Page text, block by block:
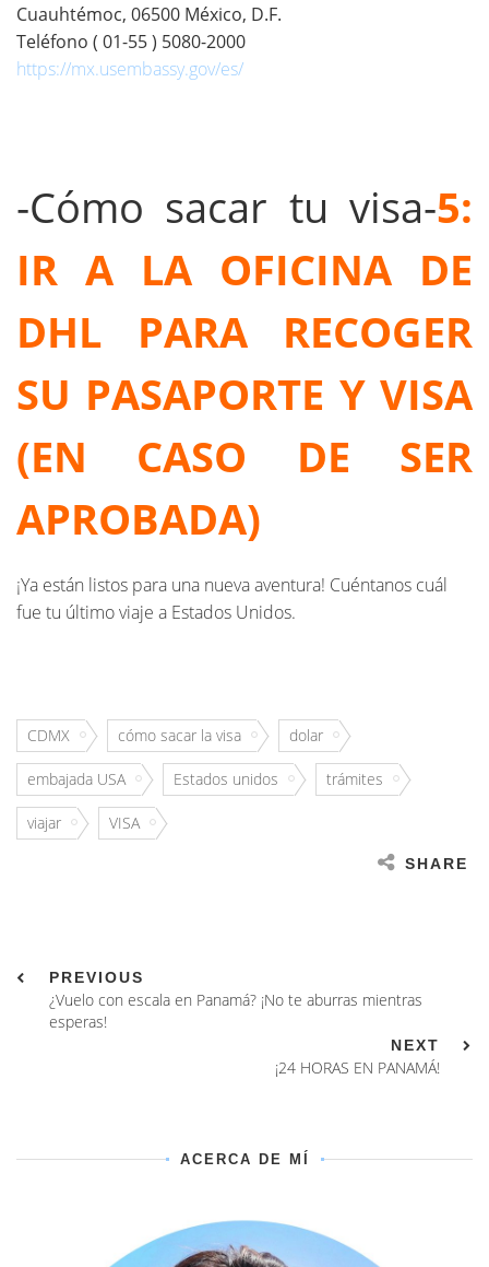
Cuauhtémoc, 06500 México, D.F.
Teléfono ( 01-55 ) 5080-2000
https://mx.usembassy.gov/es/
-Cómo sacar tu visa-5:
IR A LA OFICINA DE
DHL PARA RECOGER
SU PASAPORTE Y VISA
(EN CASO DE SER
APROBADA)
¡Ya están listos para una nueva aventura! Cuéntanos cuál
fue tu último viaje a Estados Unidos.
CDMX cómo sacar la visa dolar
embajada USA Estados unidos trámites
viajar VISA
SHARE
PREVIOUS
¿Vuelo con escala en Panamá? ¡No te aburras mientras
esperas!
NEXT
¡24 HORAS EN PANAMÁ!
ACERCA DE MÍ